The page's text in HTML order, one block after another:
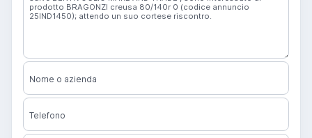
Nome o azienda
Telefono